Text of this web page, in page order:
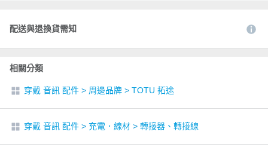
配送與退換貨需知
相關分類
穿戴 音訊 配件 > 周邊品牌 > TOTU 拓途
穿戴 音訊 配件 > 充電．線材 > 轉接器、轉接線